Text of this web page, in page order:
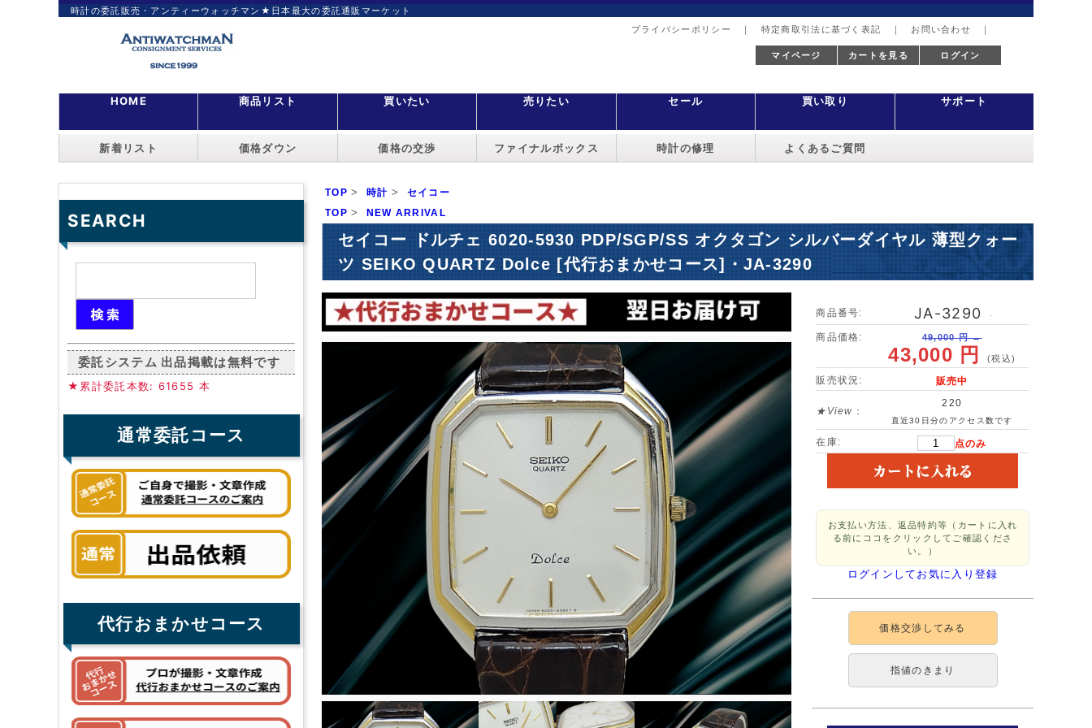
時計の委託販売・アンティーウォッチマン★日本最大の委託通販マーケット
プライバシーポリシー
｜ 特定商取引法に基づく表記 ｜ お問い合わせ ｜
ログイン
カートを見る
マイページ
HOME 商品リスト 買いたい 売りたい セール 買い取り サポート
新着リスト 価格ダウン 価格の交渉 ファイナルボックス 時計の修理 よくあるご質問
TOP > 時計 >
セイコー
TOP > NEW ARRIVAL
セイコー ドルチェ 6020-5930 PDP/SGP/SS オクタゴン シルバーダイヤル 薄型クォー
ツ SEIKO QUARTZ Dolce [代行おまかせコース]・JA-3290
商品番号: JA-3290 ･
商品価格: 49,000 円 →
43,000 円 (税込)
販売状況: 販売中
★View ：
220
直近30日分のアクセス数です
在庫: 点のみ
お支払い方法、返品特約等（カートに入れ
る前にココをクリックしてご確認くださ
い。）
ログインしてお気に入り登録
価格交渉してみる
指値のきまり
SEARCH
委託システム 出品掲載は無料です
★累計委託本数: 61655 本
通常委託コース
代行おまかせコース